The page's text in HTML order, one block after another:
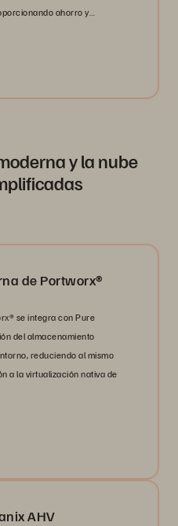
ahorro y
y la nube
de Portworx®
se integra con Pure
del almacenamiento
reduciendo al mismo
a la virtualización nativa de
AHV